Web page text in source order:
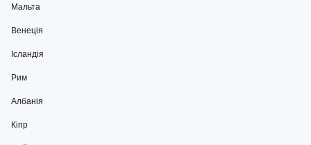
Мальта
Венеція
Ісландія
Рим
Албанія
Кіпр